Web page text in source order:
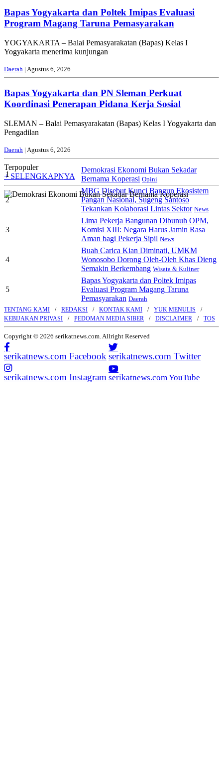
Bapas Yogyakarta dan Poltek Imipas Evaluasi
Program Magang Taruna Pemasyarakan
YOGYAKARTA – Balai Pemasyarakatan (Bapas) Kelas I
Yogyakarta menerima kunjungan
Daerah | Agustus 6, 2026
Bapas Yogyakarta dan PN Sleman Perkuat
Koordinasi Penerapan Pidana Kerja Sosial
SLEMAN – Balai Pemasyarakatan (Bapas) Kelas I Yogyakarta dan
Pengadilan
Daerah | Agustus 6, 2026
Terpopuler
+ SELENGKAPNYA
1
Demokrasi Ekonomi Bukan Sekadar
Bernama Koperasi Opini
2
MBG Disebut Kunci Bangun Ekosistem
Pangan Nasional, Sugeng Santoso
Tekankan Kolaborasi Lintas Sektor News
3
Lima Pekerja Bangunan Dibunuh OPM,
Komisi XIII: Negara Harus Jamin Rasa
Aman bagi Pekerja Sipil News
4
Buah Carica Kian Diminati, UMKM
Wonosobo Dorong Oleh-Oleh Khas Dieng
Semakin Berkembang Wisata & Kuliner
5
Bapas Yogyakarta dan Poltek Imipas
Evaluasi Program Magang Taruna
Pemasyarakan Daerah
TENTANG KAMI REDAKSI KONTAK KAMI
YUK MENULIS
KEBIJAKAN PRIVASI
PEDOMAN MEDIA SIBER DISCLAIMER TOS
Copyright © 2026 serikatnews.com. Allright Reserved
serikatnews.com Facebook serikatnews.com Twitter
serikatnews.com Instagram serikatnews.com YouTube